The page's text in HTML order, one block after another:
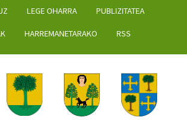
LEGE OHARRA PUBLIZITATEA
HARREMANETARAKO RSS